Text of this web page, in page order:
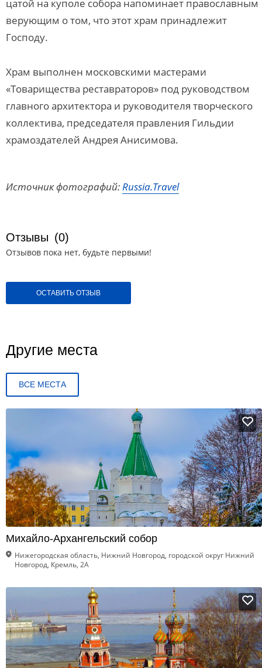
цатой на куполе собора напоминает православным
верующим о том, что этот храм принадлежит
Господу.
Храм выполнен московскими мастерами
«Товарищества реставраторов» под руководством
главного архитектора и руководителя творческого
коллектива, председателя правления Гильдии
храмоздателей Андрея Анисимова.
Источник фотографий:Russia.Travel
Отзывы (0)
Отзывов пока нет, будьте первыми!
ОСТАВИТЬ ОТЗЫВ
Другие места
ВСЕ МЕСТА
Михайло-Архангельский собор
Нижегородская область, Нижний Новгород, городской округ Нижний
Новгород, Кремль, 2А